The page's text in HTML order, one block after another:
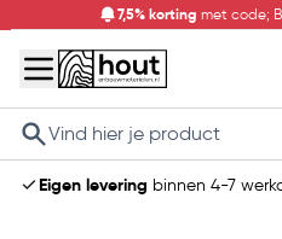
7,5% korting met code;
Search
Eigen levering binnen 4-7